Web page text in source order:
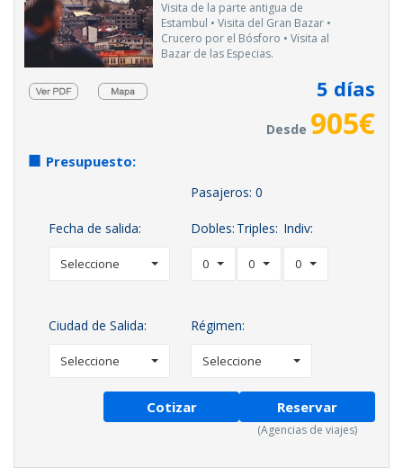
Visita de la parte antigua de
Estambul • Visita del Gran Bazar •
Crucero por el Bósforo • Visita al
Bazar de las Especias.
5 días
Desde 905€
Presupuesto:
Fecha de salida:
Seleccione
Pasajeros: 0
Dobles:
0
Triples:
0
Indiv:
0
Ciudad de Salida:
Seleccione
Régimen:
Seleccione
Cotizar Reservar
(Agencias de viajes)